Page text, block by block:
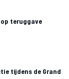
teruggave
tijdens de Grand